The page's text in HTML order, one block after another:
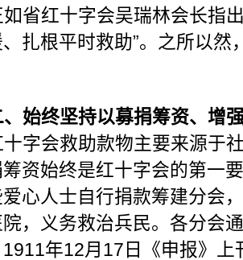
省红十字会吴瑞林会长指
扎根平时救助”。之所以
始终坚持以募捐筹资、增
字会救助款物主要来源于
资始终是红十字会的第一
心人士自行捐款筹建分会
，义务救治兵民。各分会
1911年12月17日《申报》上